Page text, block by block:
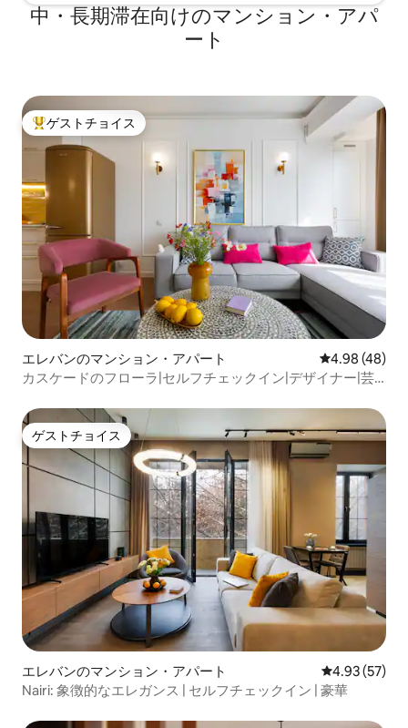
中・長期滞在向けのマンション・アパ
ート
大好評のゲストチョイスです。
ゲストチョイス
エレバンのマンション・アパート レビュー48
4.98 (48)
カスケードのフローラ|セルフチェックイン|デザイナー|芸
ゲストチョイス
ゲストチョイス
エレバンのマンション・アパート レビュー57
4.93 (57)
Nairi: 象徴的なエレガンス | セルフチェックイン | 豪華